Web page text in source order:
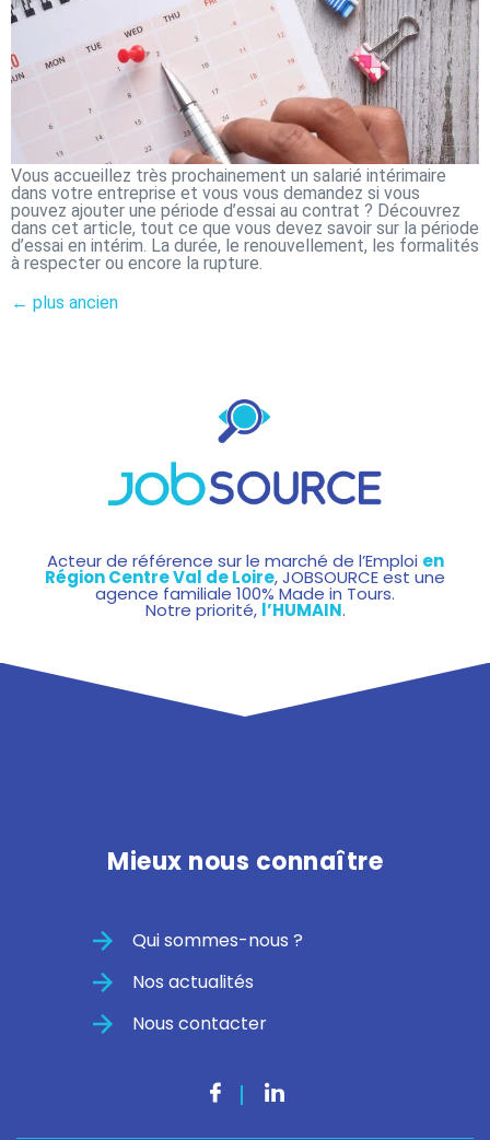
Vous accueillez très prochainement un salarié intérimaire
dans votre entreprise et vous vous demandez si vous
pouvez ajouter une période d’essai au contrat ? Découvrez
dans cet article, tout ce que vous devez savoir sur la période
d’essai en intérim. La durée, le renouvellement, les formalités
à respecter ou encore la rupture.
← plus ancien
Acteur de référence sur le marché de l’Emploi en
Région Centre Val de Loire, JOBSOURCE est une
agence familiale 100% Made in Tours.
Notre priorité, l’HUMAIN.
Mieux nous connaître
Qui sommes-nous ?
Nos actualités
Nous contacter